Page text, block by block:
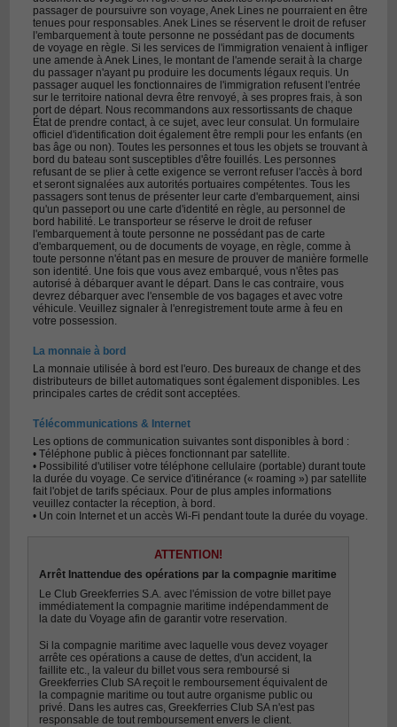
passager de poursuivre son voyage, Anek Lines ne pourraient en être
tenues pour responsables. Anek Lines se réservent le droit de refuser
l'embarquement à toute personne ne possédant pas de documents
de voyage en règle. Si les services de l'immigration venaient à infliger
une amende à Anek Lines, le montant de l'amende serait à la charge
du passager n'ayant pu produire les documents légaux requis. Un
passager auquel les fonctionnaires de l'immigration refusent l'entrée
sur le territoire national devra être renvoyé, à ses propres frais, à son
port de départ. Nous recommandons aux ressortissants de chaque
État de prendre contact, à ce sujet, avec leur consulat. Un formulaire
officiel d'identification doit également être rempli pour les enfants (en
bas âge ou non). Toutes les personnes et tous les objets se trouvant à
bord du bateau sont susceptibles d'être fouillés. Les personnes
refusant de se plier à cette exigence se verront refuser l'accès à bord
et seront signalées aux autorités portuaires compétentes. Tous les
passagers sont tenus de présenter leur carte d'embarquement, ainsi
qu'un passeport ou une carte d'identité en règle, au personnel de
bord habilité. Le transporteur se réserve le droit de refuser
l'embarquement à toute personne ne possédant pas de carte
d'embarquement, ou de documents de voyage, en règle, comme à
toute personne n'étant pas en mesure de prouver de manière formelle
son identité. Une fois que vous avez embarqué, vous n'êtes pas
autorisé à débarquer avant le départ. Dans le cas contraire, vous
devrez débarquer avec l'ensemble de vos bagages et avec votre
véhicule. Veuillez signaler à l'enregistrement toute arme à feu en
votre possession.
La monnaie à bord
La monnaie utilisée à bord est l'euro. Des bureaux de change et des
distributeurs de billet automatiques sont également disponibles. Les
principales cartes de crédit sont acceptées.
Télécommunications & Internet
Les options de communication suivantes sont disponibles à bord :
• Téléphone public à pièces fonctionnant par satellite.
• Possibilité d'utiliser votre téléphone cellulaire (portable) durant toute
la durée du voyage. Ce service d'itinérance (« roaming ») par satellite
fait l'objet de tarifs spéciaux. Pour de plus amples informations
veuillez contacter la réception, à bord.
• Un coin Internet et un accès Wi-Fi pendant toute la durée du voyage.
ATTENTION!
Arrêt Inattendue des opérations par la compagnie maritime
Le Club Greekferries S.A. avec l'émission de votre billet paye
immédiatement la compagnie maritime indépendamment de
la date du Voyage afin de garantir votre reservation.
Si la compagnie maritime avec laquelle vous devez voyager
arrête ces opérations a cause de dettes, d'un accident, la
faillite etc., la valeur du billet vous sera remboursé si
Greekferries Club SA reçoit le remboursement équivalent de
la compagnie maritime ou tout autre organisme public ou
privé. Dans les autres cas, Greekferries Club SA n'est pas
responsable de tout remboursement envers le client.